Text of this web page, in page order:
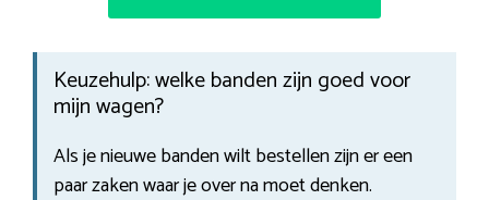
Keuzehulp: welke banden zijn goed voor
mijn wagen?
Als je nieuwe banden wilt bestellen zijn er een
paar zaken waar je over na moet denken.